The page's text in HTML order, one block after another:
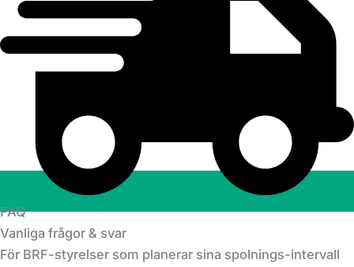
FAQ
Vanliga frågor & svar
För BRF-styrelser som planerar sina spolnings-intervall